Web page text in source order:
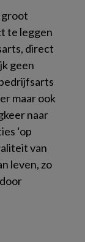
groot
te leggen
direct
geen
maar ook
naar
‘op
van
leven, zo